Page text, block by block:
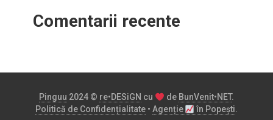
Comentarii recente
Pinguu 2024 © re•DESiGN cu de BunVenit•NET.
Politică de Confidențialitate• Agenție în Popești.